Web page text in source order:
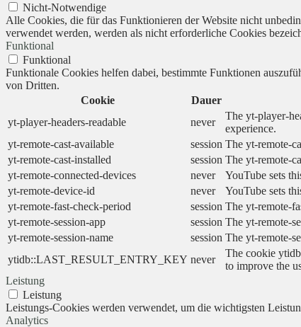
Nicht-Notwendige
Alle Cookies, die für das Funktionieren der Website nicht
verwendet werden, werden als nicht erforderliche Cookies
Funktional
Funktional
Funktionale Cookies helfen dabei, bestimmte Funktionen
von Dritten.
Cookie
Dauer
yt-player-headers-readable
never
The yt-player-
experience.
yt-remote-cast-available
session The yt-remote-
yt-remote-cast-installed
session The yt-remote-
yt-remote-connected-devices
never
YouTube sets
yt-remote-device-id
never
YouTube sets
yt-remote-fast-check-period
session The yt-remote-
yt-remote-session-app
session The yt-remote-
yt-remote-session-name
session The yt-remote-
ytidb::LAST_RESULT_ENTRY_KEY never
The cookie
to improve the
Leistung
Leistung
Leistungs-Cookies werden verwendet, um die wichtigsten
Analytics